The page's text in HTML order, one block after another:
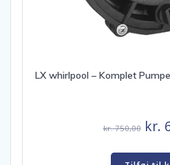
LX whirlpool – Komplet
kr.750,00 Den
kr.